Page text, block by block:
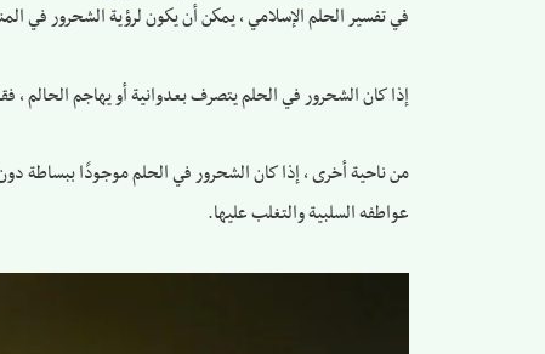
في تفسير الحلم الإسلامي ، يمكن أن يكون لرؤية الشحرور في
إذا كان الشحرور في الحلم يتصرف بعدوانية أو يهاجم الحالم
من ناحية أخرى ، إذا كان الشحرور في الحلم موجودًا ببساطة
عواطفه السلبية والتغلب عليها.